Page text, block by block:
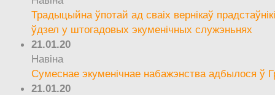
Традыцыйна ўпотай ад сваіх вернікаў
ўдзел у штогадовых экуменічных служэньнях
21.01.20
Навіна
Сумеснае экуменічнае набажэнства адбылося ў
21.01.20